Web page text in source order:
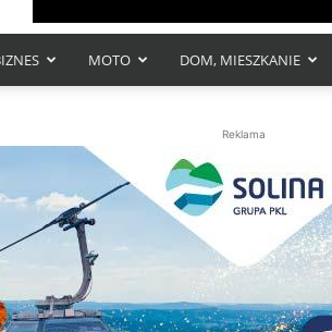
MOTO DOM, MIESZKANIE
Reklama